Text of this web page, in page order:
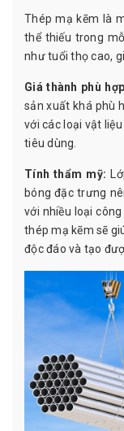
Thép mạ kẽm là
thể thiếu trong
như tuổi thọ cao,
Giá thành phù
sản xuất khá phù
với các loại vật
tiêu dùng.
Tính thẩm mỹ:
bóng đặc trưng
với nhiều loại
thép mạ kẽm sẽ
độc đáo và tạo